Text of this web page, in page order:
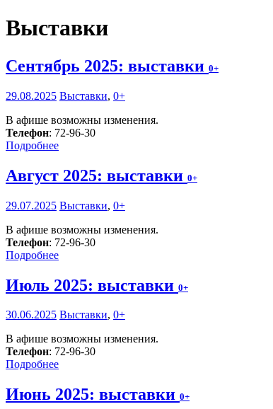
Выставки
Сентябрь 2025: выставки 0+
29.08.2025 Выставки, 0+
В афише возможны изменения.
Телефон: 72-96-30
Подробнее
Август 2025: выставки 0+
29.07.2025 Выставки, 0+
В афише возможны изменения.
Телефон: 72-96-30
Подробнее
Июль 2025: выставки 0+
30.06.2025 Выставки, 0+
В афише возможны изменения.
Телефон: 72-96-30
Подробнее
Июнь 2025: выставки 0+